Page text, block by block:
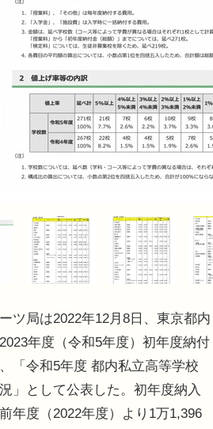
ツ局は2022年12月8日、東京都内
年度（令和5年度）初年度納付
「令和5年度 都内私立高等学校
」として公表した。初年度納入
年度（2022年度）より1万1,396